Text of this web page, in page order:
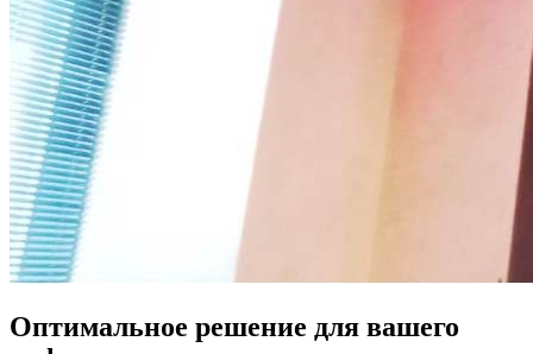
Оптимальное решение для вашего